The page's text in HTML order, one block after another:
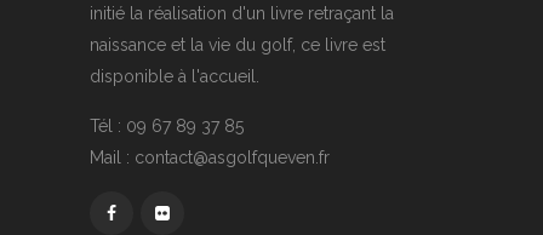
initié la réalisation d'un livre retraçant la
naissance et la vie du golf, ce livre est
disponible à l'accueil.
Tél : 09 67 89 37 85
Mail : contact@asgolfqueven.fr